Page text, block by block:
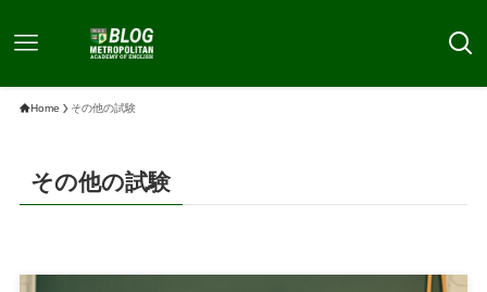
Home その他の試験
その他の試験